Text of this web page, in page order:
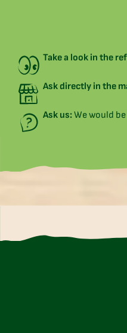
Take a look in the
Ask directly in the
Ask us:We would